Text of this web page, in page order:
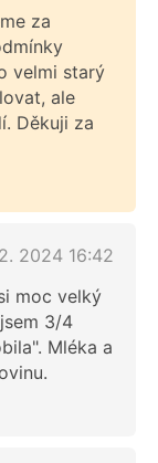
za
velmi starý
ale
Děkuji za
2024 16:42
moc velký
3/4
Mléka a